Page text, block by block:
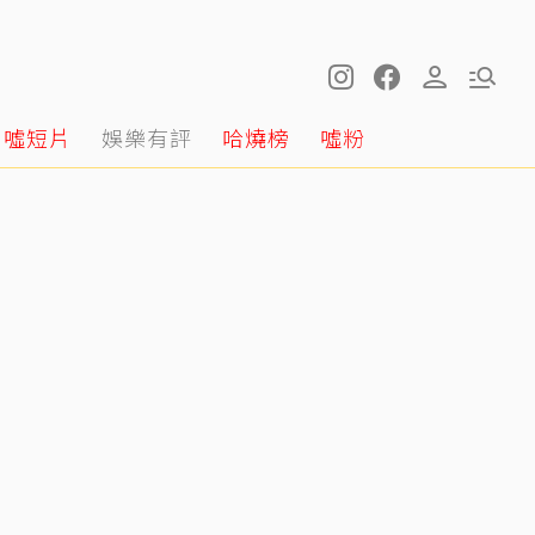
噓短片 娛樂有評 哈燒榜 噓粉